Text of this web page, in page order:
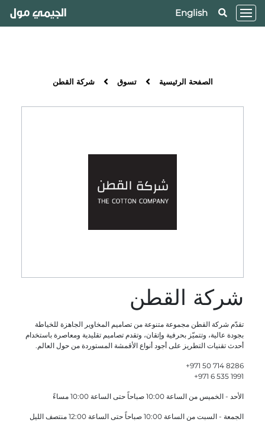
English
الصفحة الرئيسية تسوق شركة القطن
شركة القطن
تقدّم شركة القطن مجموعة متنوعة من تصاميم المخاوير الجاهزة للخياطة
بجودة عالية، وتتميّز بحرفية وإتقان، وتقدم تصاميم تقليدية ومعاصرة باستخدام
أحدث تقنيات التطريز على أجود أنواع الأقمشة المستوردة من حول العالم.
+971 50 714 8286
+971 6 535 1991
الأحد - الخميس من الساعة 10:00 صباحاً حتى الساعة 10:00 مساءً
الجمعة - السبت من الساعة 10:00 صباحاً حتى الساعة 12:00 منتصف الليل